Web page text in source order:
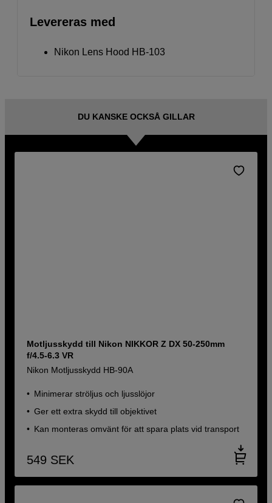
Levereras med
Nikon Lens Hood HB-103
DU KANSKE OCKSÅ GILLAR
Motljusskydd till Nikon NIKKOR Z DX 50-250mm
f/4.5-6.3 VR
Nikon Motljusskydd HB-90A
Minimerar ströljus och ljusslöjor
Ger ett extra skydd till objektivet
Kan monteras omvänt för att spara plats vid transport
549 SEK